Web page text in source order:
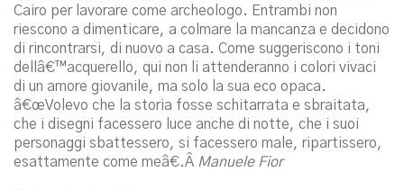
Cairo per lavorare come archeologo. Entrambi non
riescono a dimenticare, a colmare la mancanza e decidono
di rincontrarsi, di nuovo a casa. Come suggeriscono i toni
dellâ€™acquerello, qui non li attenderanno i colori vivaci
di un amore giovanile, ma solo la sua eco opaca.
â€œVolevo che la storia fosse schitarrata e sbraitata,
che i disegni facessero luce anche di notte, che i suoi
personaggi sbattessero, si facessero male, ripartissero,
esattamente come meâ€.Â Manuele Fior